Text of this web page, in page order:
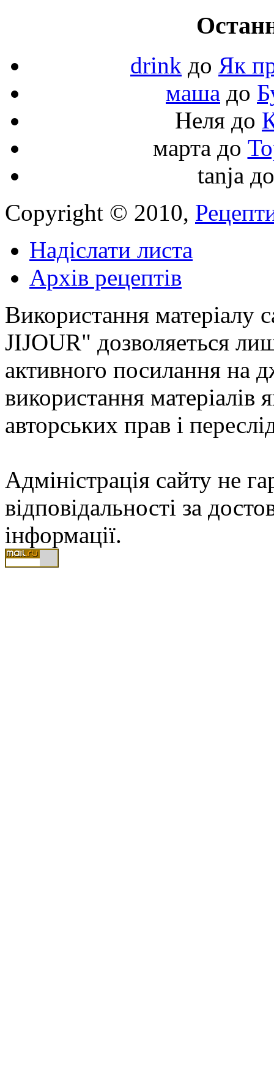
drink до Як
маша до
Неля до
марта до
tanja
Copyright © 2010,
Надіслати листа
Архів рецептів
Використання матеріалу
JIJOUR" дозволяеться
активного посилання на
використання
авторських прав і
Адміністрація сайту не
відповідальності за
інформації.